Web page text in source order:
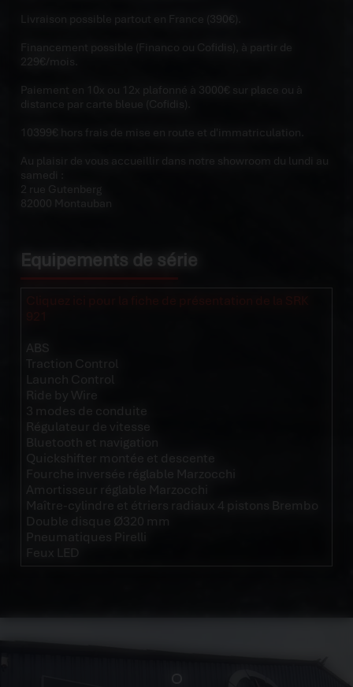
Livraison possible partout en France (390€).
Financement possible (Financo ou Cofidis), à partir de
Paiement en 10x ou 12x plafonné à 3000€ sur place ou à
10399€ hors frais de mise en route et d'immatriculation.
Au plaisir de vous accueillir dans notre showroom du lundi au
2 rue Gutenberg
Equipements de série
ABS
Traction Control
Launch Control
Ride by Wire
3 modes de conduite
Régulateur de vitesse
Bluetooth et navigation
Quickshifter montée et descente
Fourche inversée réglable Marzocchi
Amortisseur réglable Marzocchi
Maître-cylindre et étriers radiaux 4 pistons Brembo
Double disque Ø320 mm
Pneumatiques Pirelli